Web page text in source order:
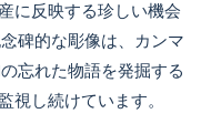
に反映する珍しい機会
碑的な彫像は、カンマ
忘れた物語を発掘する
視し続けています。